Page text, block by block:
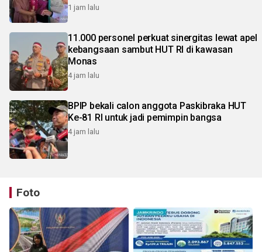
1 jam lalu
11.000 personel perkuat sinergitas lewat apel
kebangsaan sambut HUT RI di kawasan
Monas
4 jam lalu
BPIP bekali calon anggota Paskibraka HUT
Ke-81 RI untuk jadi pemimpin bangsa
4 jam lalu
Foto